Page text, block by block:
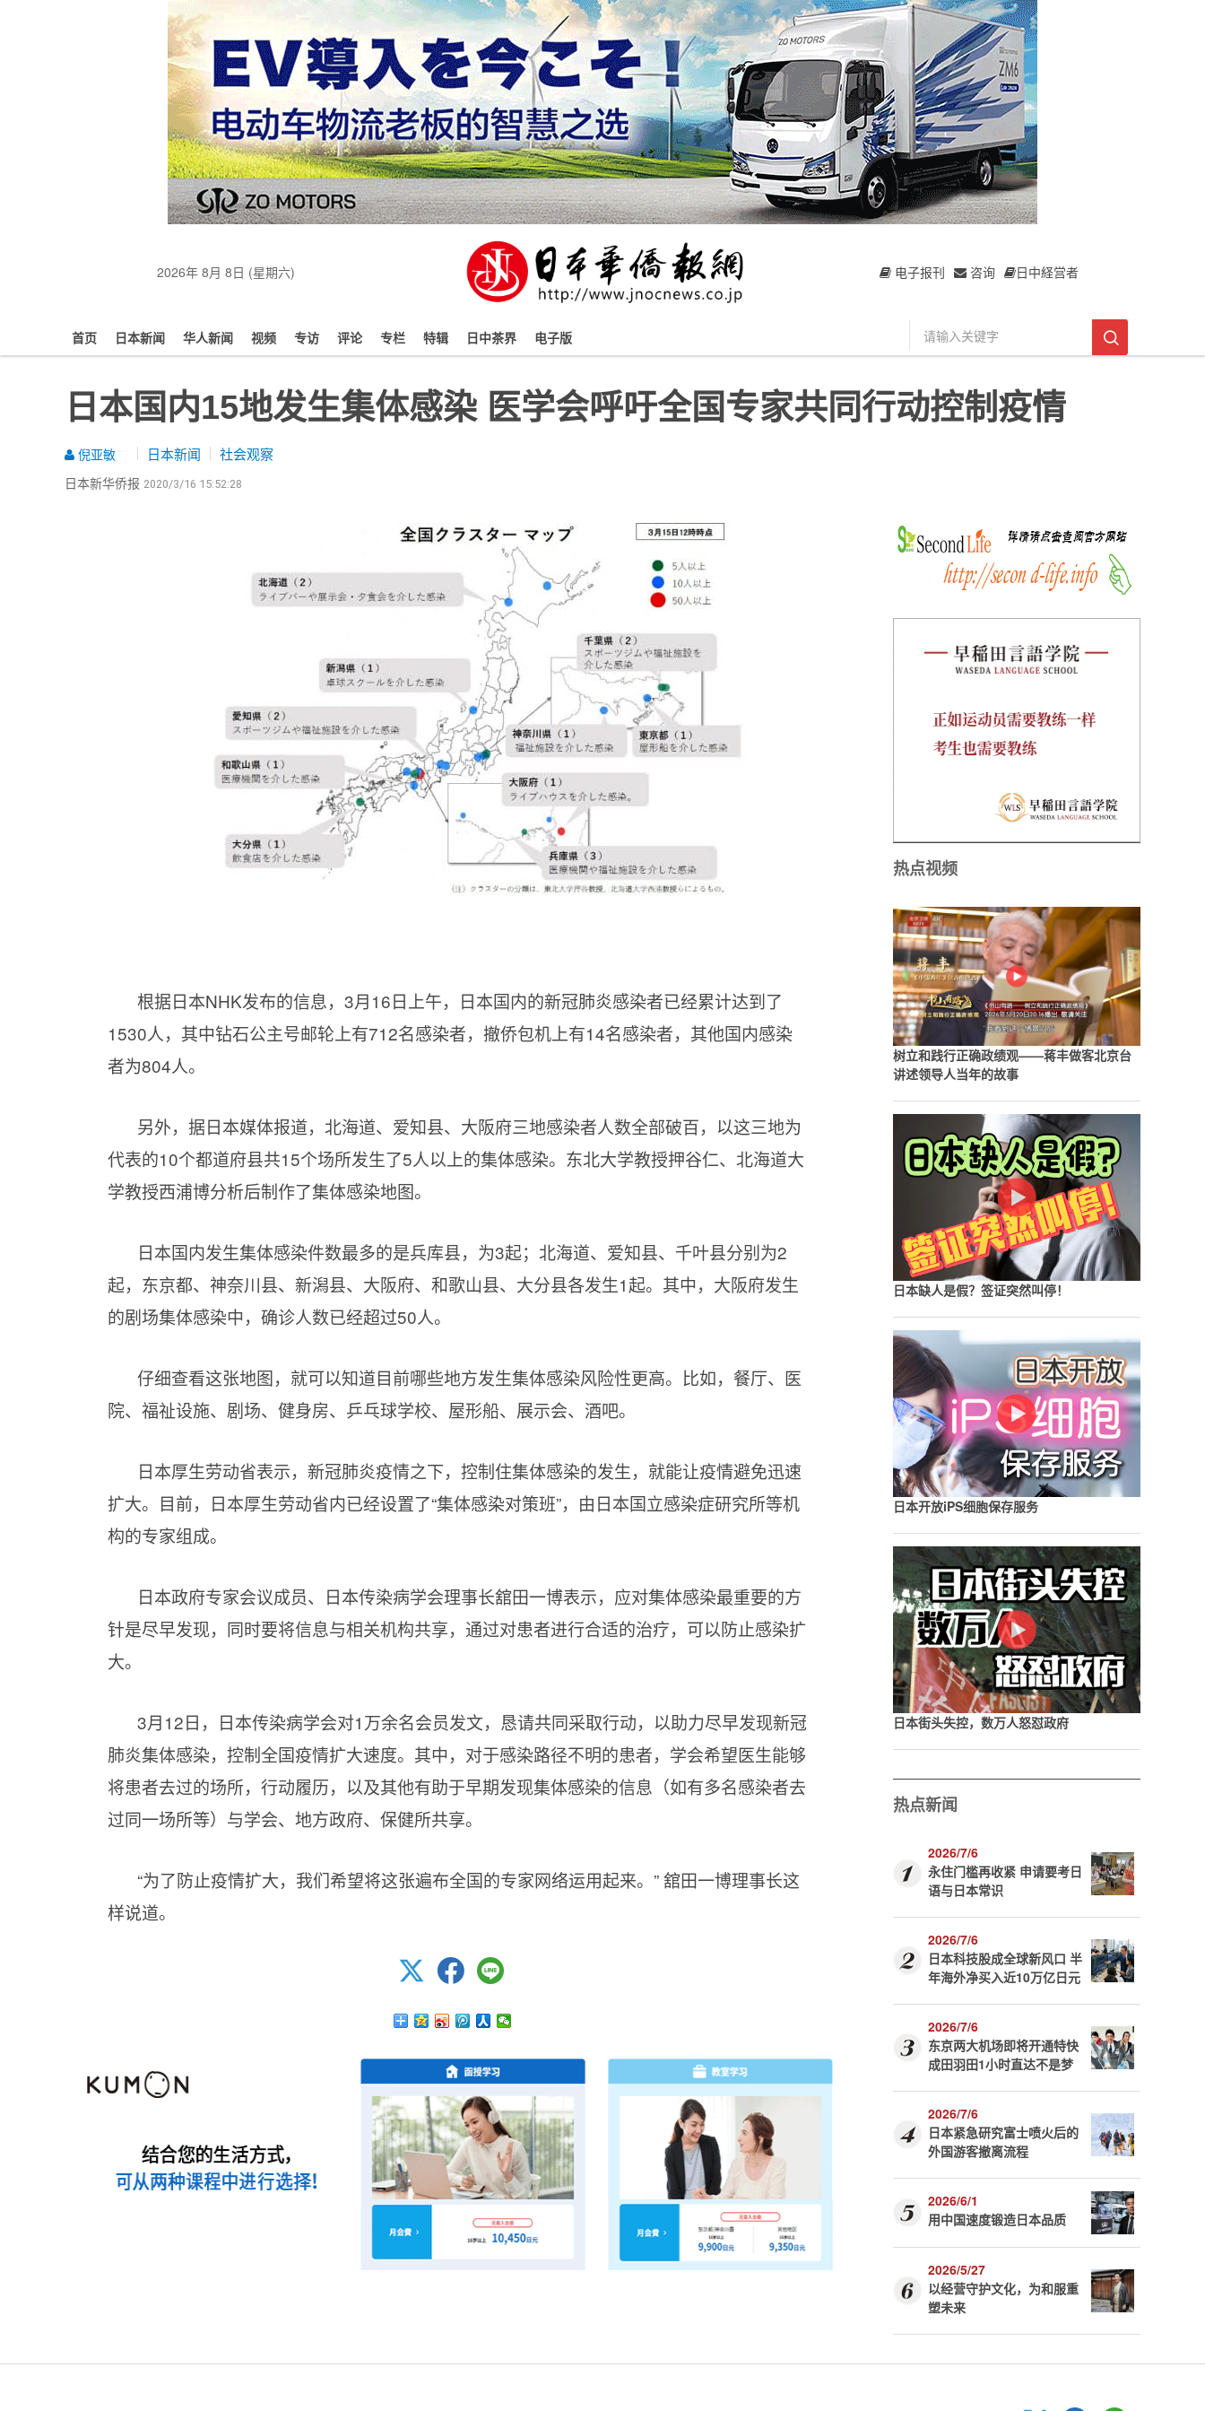
2026年 8月 8日 (星期六) 电子报刊 咨询 日中経営者
首页 日本新闻 华人新闻 视频 专访 评论 专栏 特辑 日中茶界 电子版
日本国内15地发生集体感染 医学会呼吁全国专家共同行动控制疫情
倪亚敏 日本新闻 社会观察
日本新华侨报 2020/3/16 15:52:28
根据日本NHK发布的信息，3月16日上午，日本国内的新冠肺炎感染者已经累计达到了
1530人，其中钻石公主号邮轮上有712名感染者，撤侨包机上有14名感染者，其他国内感染
者为804人。
另外，据日本媒体报道，北海道、爱知县、大阪府三地感染者人数全部破百，以这三地为
代表的10个都道府县共15个场所发生了5人以上的集体感染。东北大学教授押谷仁、北海道大
学教授西浦博分析后制作了集体感染地图。
日本国内发生集体感染件数最多的是兵库县，为3起；北海道、爱知县、千叶县分别为2
起，东京都、神奈川县、新潟县、大阪府、和歌山县、大分县各发生1起。其中，大阪府发生
的剧场集体感染中，确诊人数已经超过50人。
仔细查看这张地图，就可以知道目前哪些地方发生集体感染风险性更高。比如，餐厅、医
院、福祉设施、剧场、健身房、乒乓球学校、屋形船、展示会、酒吧。
日本厚生劳动省表示，新冠肺炎疫情之下，控制住集体感染的发生，就能让疫情避免迅速
扩大。目前，日本厚生劳动省内已经设置了“集体感染对策班”，由日本国立感染症研究所等机
构的专家组成。
日本政府专家会议成员、日本传染病学会理事长舘田一博表示，应对集体感染最重要的方
针是尽早发现，同时要将信息与相关机构共享，通过对患者进行合适的治疗，可以防止感染扩
大。
3月12日，日本传染病学会对1万余名会员发文，恳请共同采取行动，以助力尽早发现新冠
肺炎集体感染，控制全国疫情扩大速度。其中，对于感染路径不明的患者，学会希望医生能够
将患者去过的场所，行动履历，以及其他有助于早期发现集体感染的信息（如有多名感染者去
过同一场所等）与学会、地方政府、保健所共享。
“为了防止疫情扩大，我们希望将这张遍布全国的专家网络运用起来。” 舘田一博理事长这
样说道。
热点视频
树立和践行正确政绩观——蒋丰做客北京台
讲述领导人当年的故事
日本缺人是假？签证突然叫停！
日本开放iPS细胞保存服务
日本街头失控，数万人怒怼政府
热点新闻
2026/7/6
永住门槛再收紧 申请要考日
语与日本常识
2026/7/6
日本科技股成全球新风口 半
年海外净买入近10万亿日元
2026/7/6
东京两大机场即将开通特快
成田羽田1小时直达不是梦
2026/7/6
日本紧急研究富士喷火后的
外国游客撤离流程
2026/6/1
用中国速度锻造日本品质
2026/5/27
以经营守护文化，为和服重
塑未来